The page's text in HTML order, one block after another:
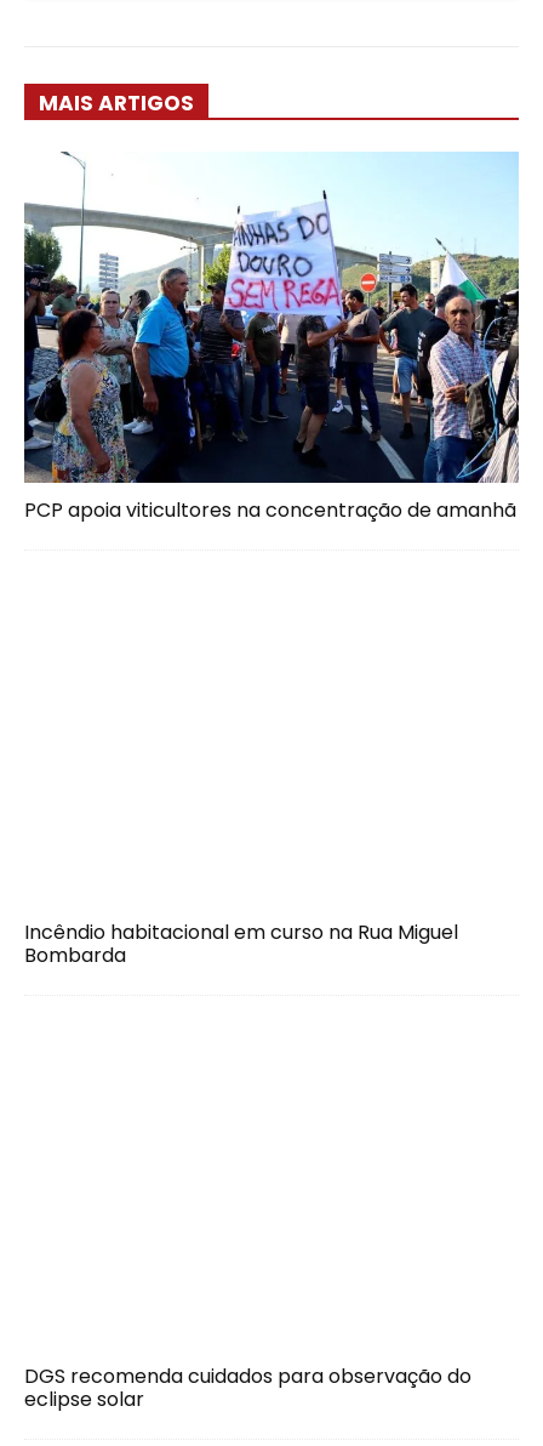
MAIS ARTIGOS
PCP apoia viticultores na concentração de amanhã
Incêndio habitacional em curso na Rua Miguel
Bombarda
DGS recomenda cuidados para observação do
eclipse solar